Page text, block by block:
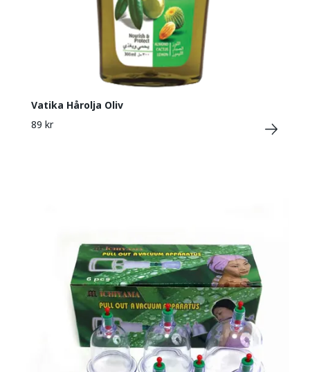
Vatika Hårolja Oliv
89 kr